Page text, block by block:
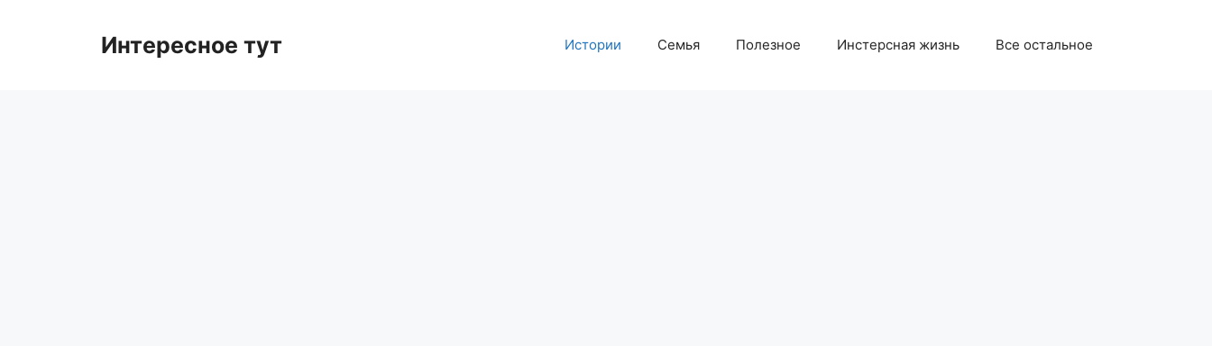
Интересное тут Истории Семья Полезное Инстерсная жизнь Все остальное